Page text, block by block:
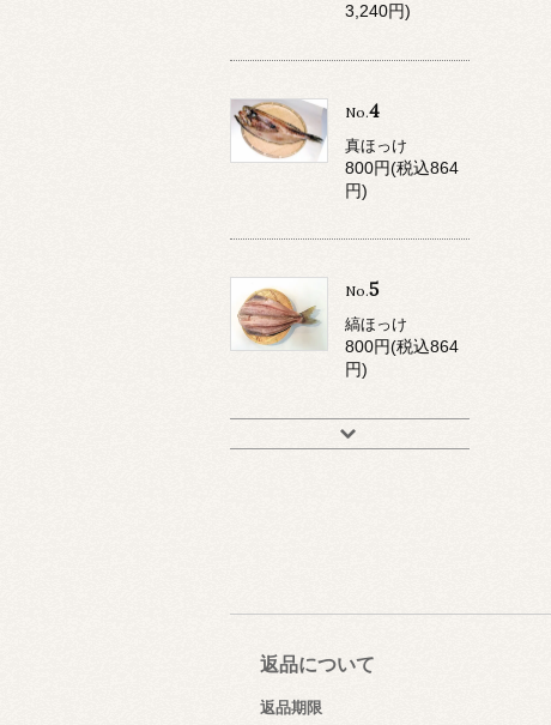
3,240円)
No.4
真ほっけ
800円(税込864
円)
No.5
縞ほっけ
800円(税込864
円)
返品について
返品期限